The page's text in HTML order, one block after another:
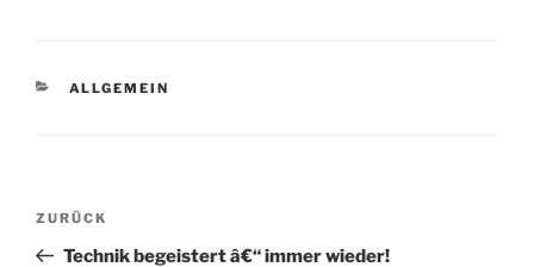
KATEGORIEN
ALLGEMEIN
Beitragsnavigation
Vorheriger
Beitrag
ZURÜCK
Technik begeistert â€“ immer wieder!